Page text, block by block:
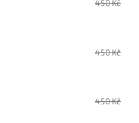
450 Kč
450 Kč
450 Kč